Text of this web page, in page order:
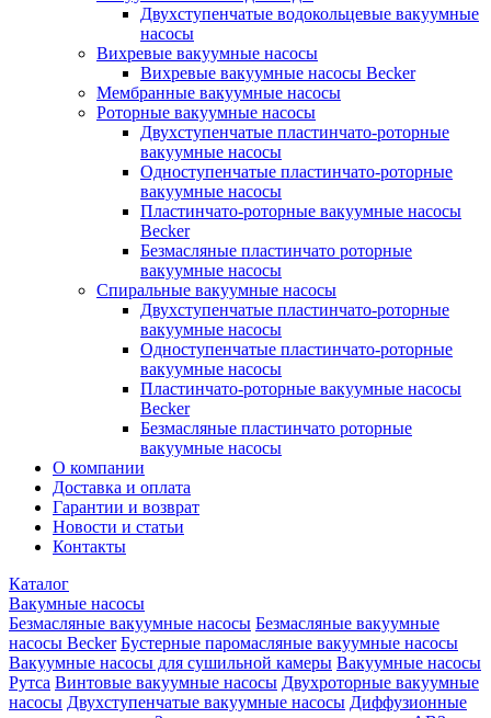
Двухступенчатые водокольцевые вакуумные
насосы
Вихревые вакуумные насосы
Вихревые вакуумные насосы Becker
Мембранные вакуумные насосы
Роторные вакуумные насосы
Двухступенчатые пластинчато-роторные
вакуумные насосы
Одноступенчатые пластинчато-роторные
вакуумные насосы
Пластинчато-роторные вакуумные насосы
Becker
Безмасляные пластинчато роторные
вакуумные насосы
Спиральные вакуумные насосы
Двухступенчатые пластинчато-роторные
вакуумные насосы
Одноступенчатые пластинчато-роторные
вакуумные насосы
Пластинчато-роторные вакуумные насосы
Becker
Безмасляные пластинчато роторные
вакуумные насосы
О компании
Доставка и оплата
Гарантии и возврат
Новости и статьи
Контакты
Каталог
Вакумные насосы
Безмасляные вакуумные насосы Безмасляные вакуумные
насосы Becker Бустерные паромасляные вакуумные насосы
Вакуумные насосы для сушильной камеры Вакуумные насосы
Рутса Винтовые вакуумные насосы Двухроторные вакуумные
насосы Двухступенчатые вакуумные насосы Диффузионные